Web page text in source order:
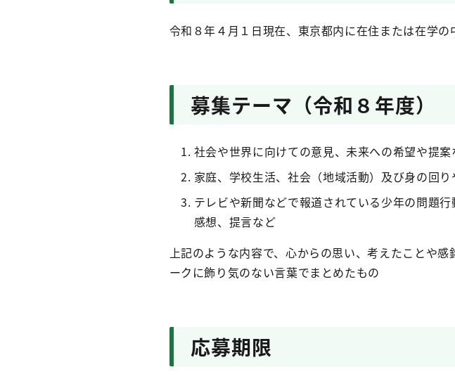
令和８年４月１日現在、東京都内に在住または在学
募集テーマ（令和８年度）
社会や世界に向けての意見、未来への希望や提案
家庭、学校生活、社会（地域活動）及び身の回
テレビや新聞などで報道されている少年の問題
感想、提言など
上記のような内容で、心からの思い、考えたことや
ークに飾り気のない言葉でまとめたもの
応募期限